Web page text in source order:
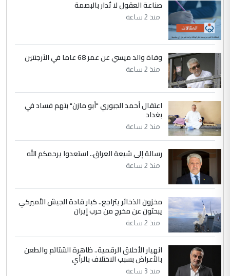
الموضوع :
الجواهري يرد على صدام حسين سل
مضجعيك يابن الزنا (نص كامل)
5 سردار
التعليق : واحد من عصابة علي ماما يسقط
جنسية الرافد الثالث للعراق ومن اصول عريقة
الموضوع :
الجواهري يرد على صدام حسين سل
مضجعيك يابن الزنا (نص كامل)
صناعة العقول لا تُدار بالبصمة
منذ 2 ساعة
وفاة والد ميسي عن عمر 68 عاما في الأرجنتين
منذ 2 ساعة
اعتقال أحمد الجبوري "أبو مازن" بتهم فساد في
بغداد
منذ 2 ساعة
رسالة إلى شيعة العراق.. استعدوا يرحمكم الله
منذ 2 ساعة
مخزون الذخائر يتراجع.. كبار قادة الجيش الأميركي
يبحثون عن مخرج من حرب إيران
منذ 2 ساعة
انهيار الأخلاق الرقمية.. ظاهرة الشتائم والطعن
بالأعراض بسبب الاختلاف بالرأي
منذ 3 ساعة